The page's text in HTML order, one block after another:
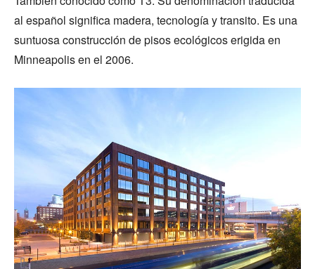
al español significa madera, tecnología y transito. Es una
suntuosa construcción de pisos ecológicos erigida en
Minneapolis en el 2006.